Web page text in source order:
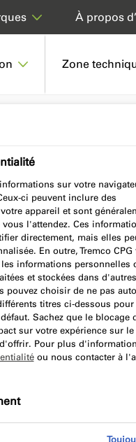
Zone
À propos
sur votre
ci peuvent inclure des
appareil et sont
l'attendez. Ces
directement, mais elles
En outre, Tremco CPG
informations personnelles
et stockées dans d'autres
pouvez choisir de ne pas
titres ci-dessous pour
Sachez que le blocage
sur votre expérience sur le
Pour plus
ou nous contacter à